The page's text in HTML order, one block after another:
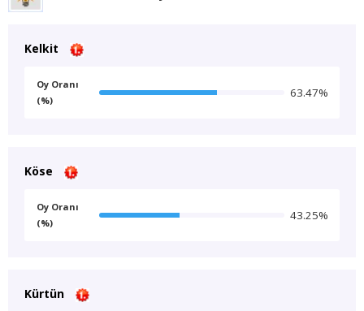
Kelkit
Oy Oranı
(%)
63.47%
Köse
Oy Oranı
(%)
43.25%
Kürtün